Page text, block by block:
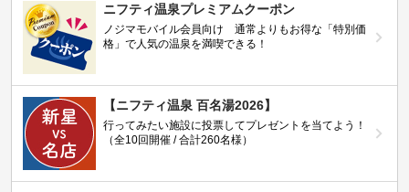
ニフティ温泉プレミアムクーポン
ノジマモバイル会員向け 通常よりもお得な「特別価
格」で人気の温泉を満喫できる！
【ニフティ温泉 百名湯2026】
行ってみたい施設に投票してプレゼントを当てよう！
（全10回開催 / 合計260名様）